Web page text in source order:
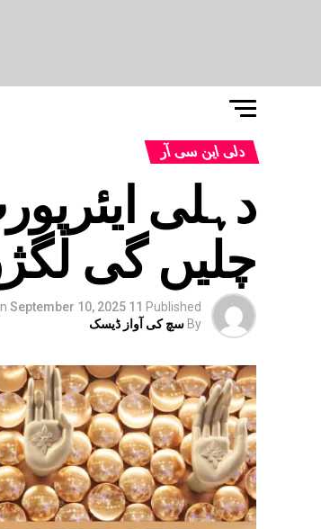
دلی این سی آر
دہلی
چلیں گی
Published
11 months ago
September 10, 2025
By سچ کی آواز ڈیسک